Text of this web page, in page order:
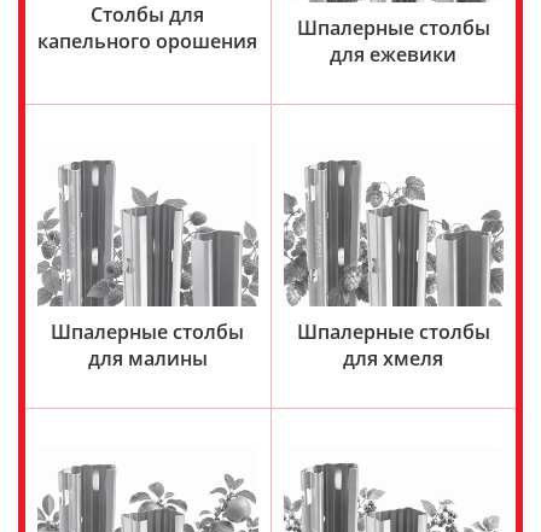
Столбы для
капельного орошения
Шпалерные столбы
для ежевики
Шпалерные столбы
для малины
Шпалерные столбы
для хмеля